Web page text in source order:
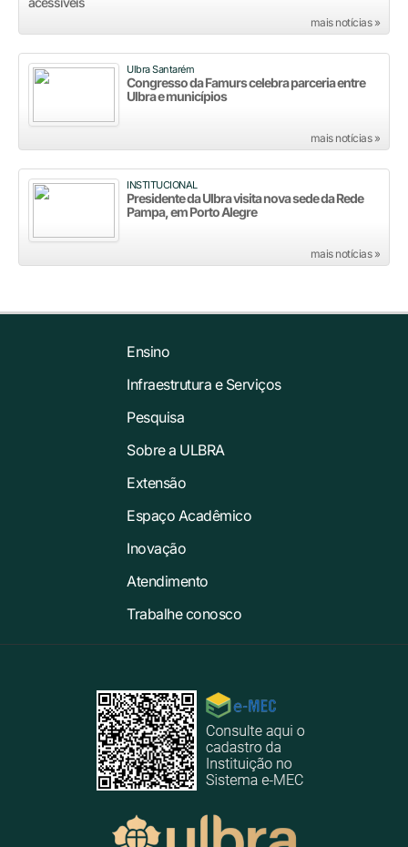
mais notícias »
Ulbra Santarém
Congresso da Famurs celebra parceria entre
Ulbra e municípios
mais notícias »
INSTITUCIONAL
Presidente da Ulbra visita nova sede da Rede
Pampa, em Porto Alegre
mais notícias »
Ensino
Infraestrutura e Serviços
Pesquisa
Sobre a ULBRA
Extensão
Espaço Acadêmico
Inovação
Atendimento
Trabalhe conosco